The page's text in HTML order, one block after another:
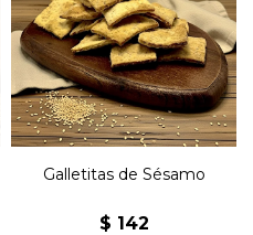
Galletas premium, veganas,
con semillas. Nuevos
sabores, elaboradas
artesanalmente semillas.
Galletitas de Sésamo
$ 142